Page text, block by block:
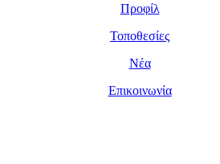
Προφίλ
Τοποθεσίες
Νέα
Επικοινωνία